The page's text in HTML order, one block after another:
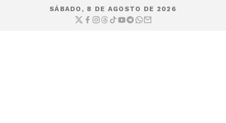
SÁBADO, 8 DE AGOSTO DE 2026